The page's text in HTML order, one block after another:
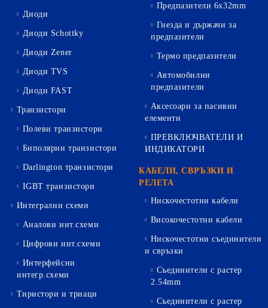
Диоди
Диоди Schottky
Диоди Zener
Диоди TVS
Диоди FAST
Транзистори
Полеви транзистори
Биполярни транзистори
Darlington транзистори
IGBT транзистори
Интегрални схеми
Аналови инт.схеми
Цифрови инт.схеми
Интерфейсни
интегр.схеми
Тиристори и триаци
Предпазители 6х32mm
Гнезда и държачи за
предпазители
Термо предпазители
Автомобилни
предпазители
Аксесоари за пасивни
елементи
ПРЕВКЛЮЧВАТЕЛИ И
ИНДИКАТОРИ
КАБЕЛИ, СВРЪЗКИ И
РЕЛЕТА
Нискочестотни кабели
Високочестотни кабели
Нискочестотни съединители
и свръзки
Съединители с растер
2.54mm
Съединители с растер